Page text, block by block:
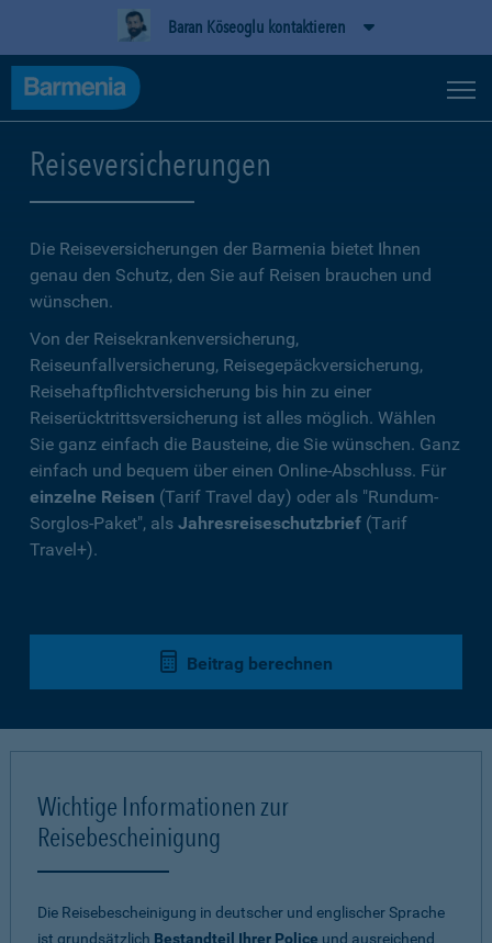
Baran Köseoglu kontaktieren
Reiseversicherungen
Die Reiseversicherungen der Barmenia bietet Ihnen
genau den Schutz, den Sie auf Reisen brauchen und
wünschen.
Von der Reisekrankenversicherung,
Reiseunfallversicherung, Reisegepäckversicherung,
Reisehaftpflichtversicherung bis hin zu einer
Reiserücktrittsversicherung ist alles möglich. Wählen
Sie ganz einfach die Bausteine, die Sie wünschen. Ganz
einfach und bequem über einen Online-Abschluss. Für
einzelne Reisen (Tarif Travel day) oder als "Rundum-
Sorglos-Paket", als Jahresreiseschutzbrief (Tarif
Travel+).
Beitrag berechnen
Wichtige Informationen zur
Reisebescheinigung
Die Reisebescheinigung in deutscher und englischer Sprache
ist grundsätzlich Bestandteil Ihrer Police und ausreichend